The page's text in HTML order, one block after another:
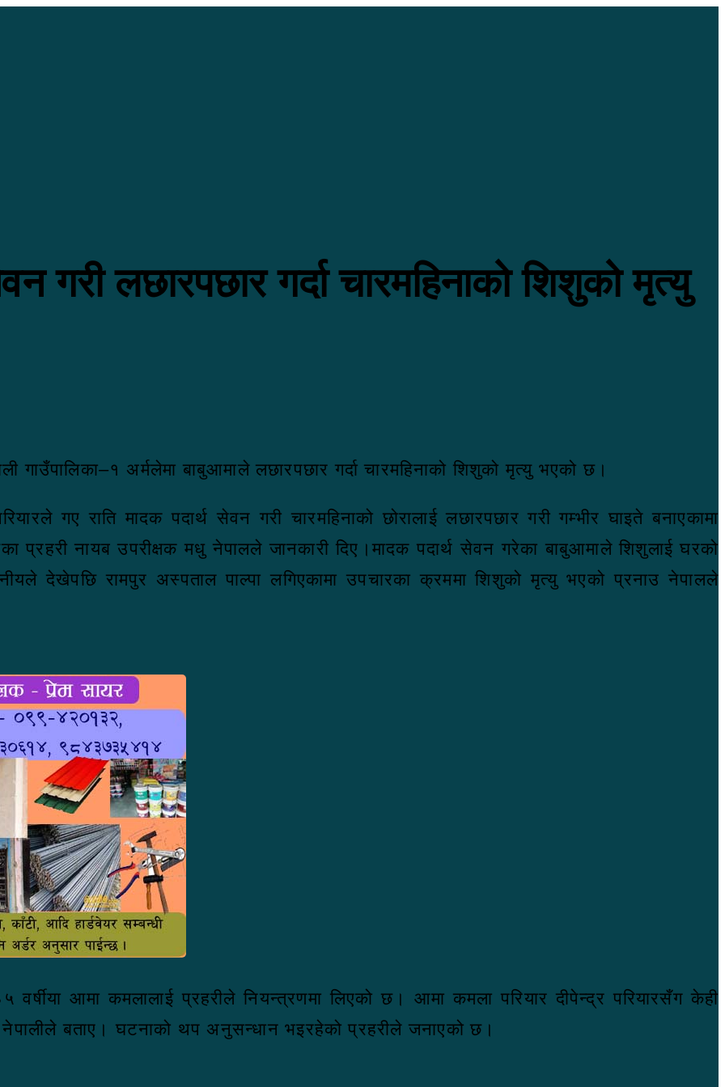
गरी लछारपछार गर्दा चारमहिनाको शिशुको मृत्यु
गाउँपालिका–१ अर्मलेमा बाबुआमाले लछारपछार गर्दा चारमहिनाको शिशुको मृत्यु भएको छ।
गए राति मादक पदार्थ सेवन गरी चारमहिनाको छोरालाई लछारपछार गरी गम्भीर घाइते बनाएकामा
प्रहरी नायब उपरीक्षक मधु नेपालले जानकारी दिए।मादक पदार्थ सेवन गरेका बाबुआमाले शिशुलाई घरको
देखेपछि रामपुर अस्पताल पाल्पा लगिएकामा उपचारका क्रममा शिशुको मृत्यु भएको प्रनाउ नेपालले
वर्षीया आमा कमलालाई प्रहरीले नियन्त्रणमा लिएको छ। आमा कमला परियार दीपेन्द्र परियारसँग केही
नेपालीले बताए। घटनाको थप अनुसन्धान भइरहेको प्रहरीले जनाएको छ।